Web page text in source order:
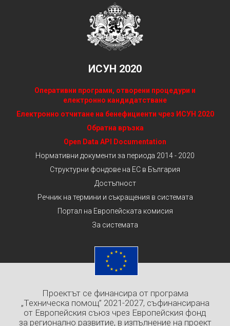
ИСУН 2020
Оперативни програми, отворени процедури и
електронно кандидатстване
Електронно отчитане на бенефициенти чрез ИСУН 2020
Обратна връзка
Open Data API Documentation
Нормативни документи за периода 2014 - 2020
Структурни фондове на ЕС в България
Достъпност
Речник на термини и съкращения в системата
Портал на Европейската комисия
За системата
Проектът се финансира от програма
„Техническа помощ” 2021-2027, съфинансирана
от Европейския съюз чрез Европейския фонд
за регионално развитие, в изпълнение на проект